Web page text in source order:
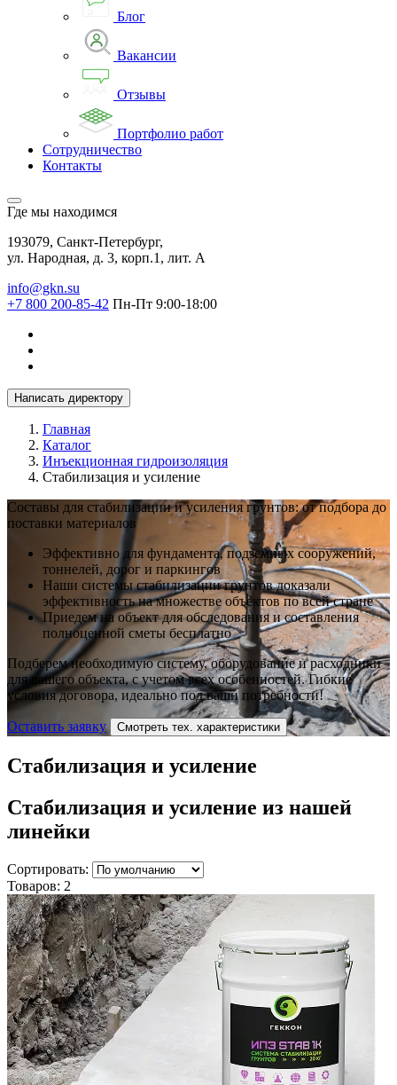
Блог
Вакансии
Отзывы
Портфолио работ
Сотрудничество
Контакты
Где мы находимся
193079, Санкт-Петербург,
ул. Народная, д. 3, корп.1, лит. А
info@gkn.su
+7 800 200-85-42 Пн-Пт 9:00-18:00
Написать директору
Главная
Каталог
Инъекционная гидроизоляция
Стабилизация и усиление
Составы для стабилизации и усиления грунтов: от подбора до
поставки материалов
Эффективно для фундамента, подземных сооружений,
тоннелей, дорог и паркингов
Наши системы стабилизации грунтов доказали
эффективность на множестве объектов по всей стране
Приедем на объект для обследования и составления
полноценной сметы бесплатно
Подберем необходимую систему, оборудование и расходники
для вашего объекта, с учетом всех особенностей. Гибкие
условия договора, идеально под ваши потребности!
Оставить заявку Смотреть тех. характеристики
Стабилизация и усиление
Стабилизация и усиление из нашей
линейки
Сортировать:
Товаров: 2